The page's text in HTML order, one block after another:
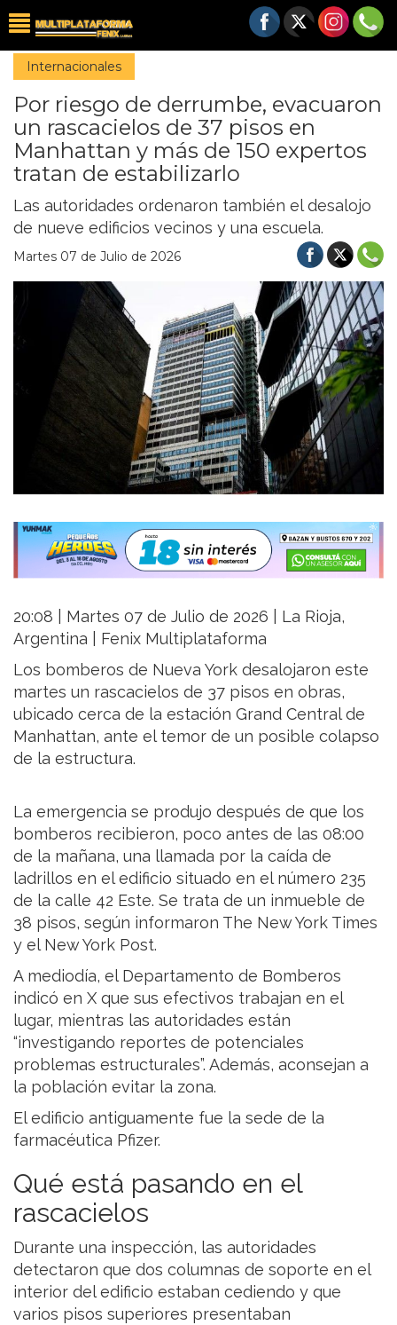
Internacionales
Por riesgo de derrumbe, evacuaron
un rascacielos de 37 pisos en
Manhattan y más de 150 expertos
tratan de estabilizarlo
Las autoridades ordenaron también el desalojo
de nueve edificios vecinos y una escuela.
Martes 07 de Julio de 2026
20:08 | Martes 07 de Julio de 2026 | La Rioja,
Argentina | Fenix Multiplataforma
Los bomberos de Nueva York desalojaron este
martes un rascacielos de 37 pisos en obras,
ubicado cerca de la estación Grand Central de
Manhattan, ante el temor de un posible colapso
de la estructura.
La emergencia se produjo después de que los
bomberos recibieron, poco antes de las 08:00
de la mañana, una llamada por la caída de
ladrillos en el edificio situado en el número 235
de la calle 42 Este. Se trata de un inmueble de
38 pisos, según informaron The New York Times
y el New York Post.
A mediodía, el Departamento de Bomberos
indicó en X que sus efectivos trabajan en el
lugar, mientras las autoridades están
“investigando reportes de potenciales
problemas estructurales”. Además, aconsejan a
la población evitar la zona.
El edificio antiguamente fue la sede de la
farmacéutica Pfizer.
Qué está pasando en el
rascacielos
Durante una inspección, las autoridades
detectaron que dos columnas de soporte en el
interior del edificio estaban cediendo y que
varios pisos superiores presentaban